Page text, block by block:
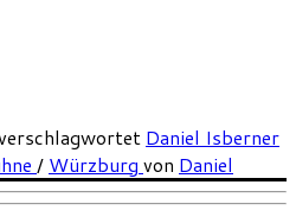
Daniel Isberner
/ Würzburg von Daniel